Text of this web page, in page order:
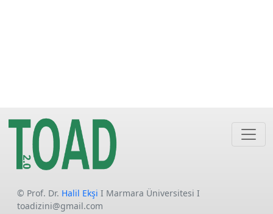
© Prof. Dr. Halil Ekşi I Marmara Üniversitesi I
toadizini@gmail.com